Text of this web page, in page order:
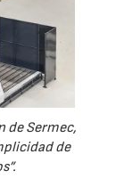
de Sermec,
de